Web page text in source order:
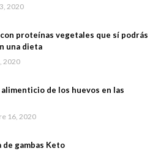
2020
proteínas vegetales que sí podrás
una dieta
2020
alimenticio de los huevos en las
16, 2020
de gambas Keto